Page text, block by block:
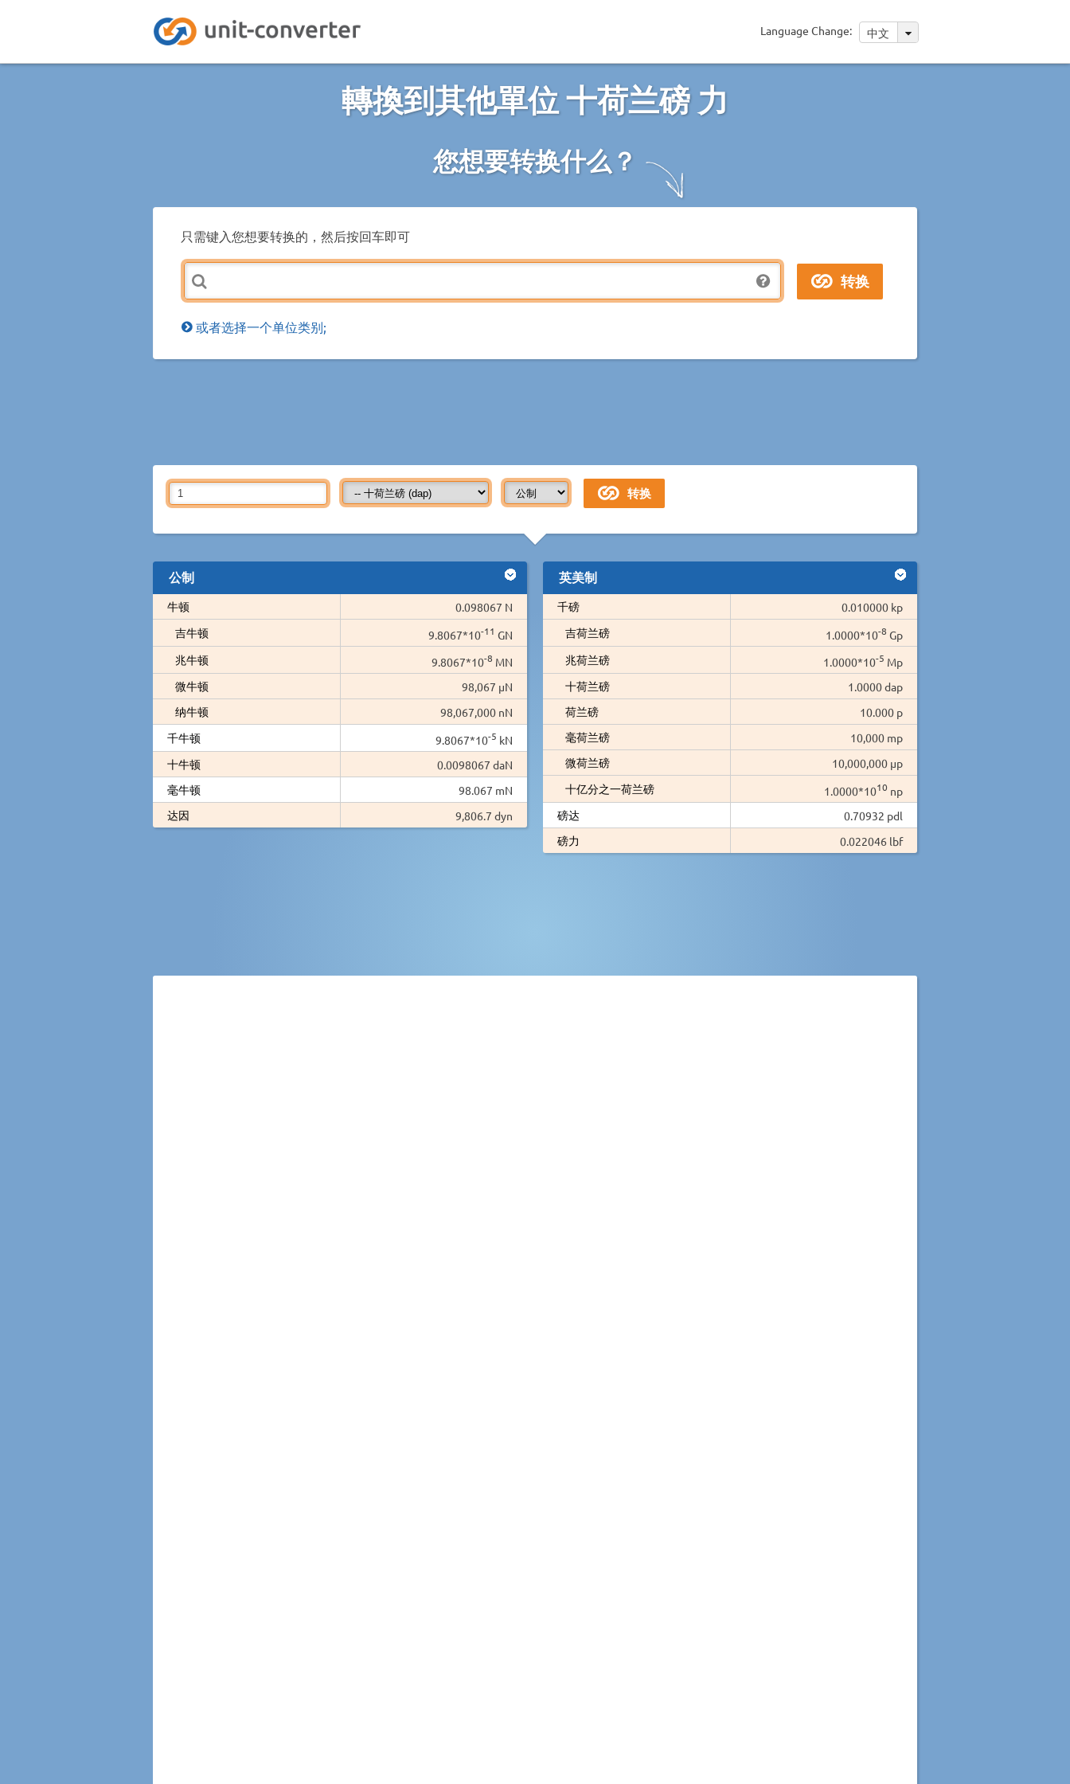
Language Change: 中文
轉換到其他單位 十荷兰磅 力
您想要转换什么？
只需键入您想要转换的，然后按回车即可
或者选择一个单位类别;
公制
牛顿
0.098067 N
吉牛顿
9.8067*10-11 GN
兆牛顿
9.8067*10-8 MN
微牛顿
98,067 µN
纳牛顿
98,067,000 nN
千牛顿
9.8067*10-5 kN
十牛顿
0.0098067 daN
毫牛顿
98.067 mN
达因
9,806.7 dyn
英美制
千磅
0.010000 kp
吉荷兰磅
1.0000*10-8 Gp
兆荷兰磅
1.0000*10-5 Mp
十荷兰磅
1.0000 dap
荷兰磅
10.000 p
毫荷兰磅
10,000 mp
微荷兰磅
10,000,000 µp
十亿分之一荷兰磅
1.0000*1010 np
磅达
0.70932 pdl
磅力
0.022046 lbf